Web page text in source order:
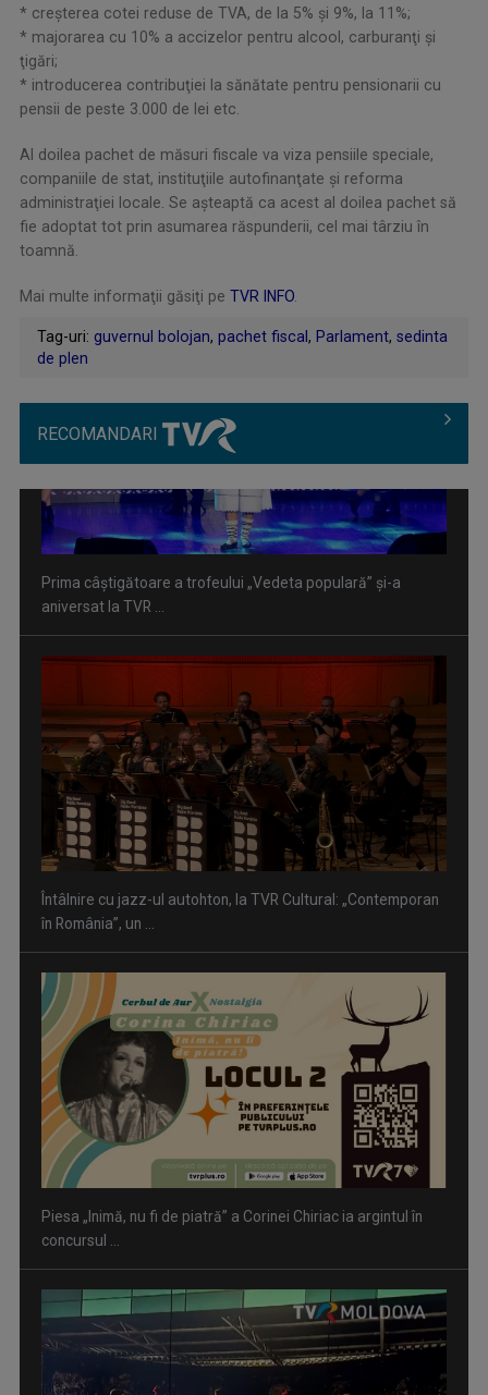
* creşterea cotei reduse de TVA, de la 5% şi 9%, la 11%;
* majorarea cu 10% a accizelor pentru alcool, carburanţi şi
ţigări;
* introducerea contribuţiei la sănătate pentru pensionarii cu
pensii de peste 3.000 de lei etc.
Al doilea pachet de măsuri fiscale va viza pensiile speciale,
companiile de stat, instituţiile autofinanţate şi reforma
administraţiei locale. Se aşteaptă ca acest al doilea pachet să
fie adoptat tot prin asumarea răspunderii, cel mai târziu în
toamnă.
Mai multe informaţii găsiţi pe TVR INFO.
Tag-uri: guvernul bolojan, pachet fiscal, Parlament, sedinta
de plen
RECOMANDARI
Întâlnire cu jazz-ul autohton, la TVR Cultural: „Contemporan
în România”, un ...
Piesa „Inimă, nu fi de piatră” a Corinei Chiriac ia argintul în
concursul ...
Hora care unește generații | VIDEO